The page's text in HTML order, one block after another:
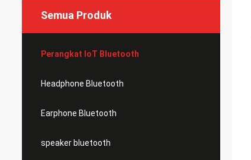
Semua Produk
Perangkat IoT Bluetooth
Headphone Bluetooth
Earphone Bluetooth
speaker bluetooth